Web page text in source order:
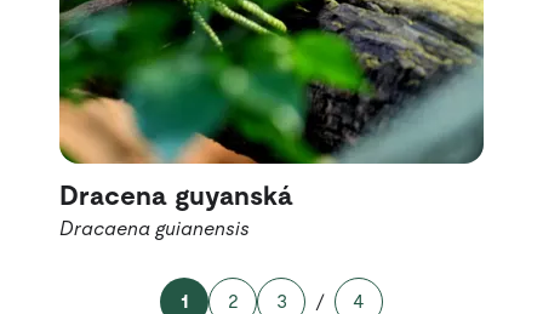
Dracena guyanská
Dracaena guianensis
1 2 3 / 4